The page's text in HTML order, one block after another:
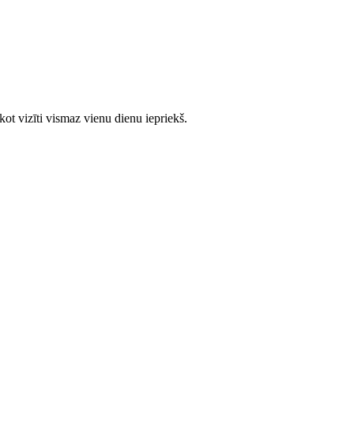
vizīti vismaz vienu dienu iepriekš.